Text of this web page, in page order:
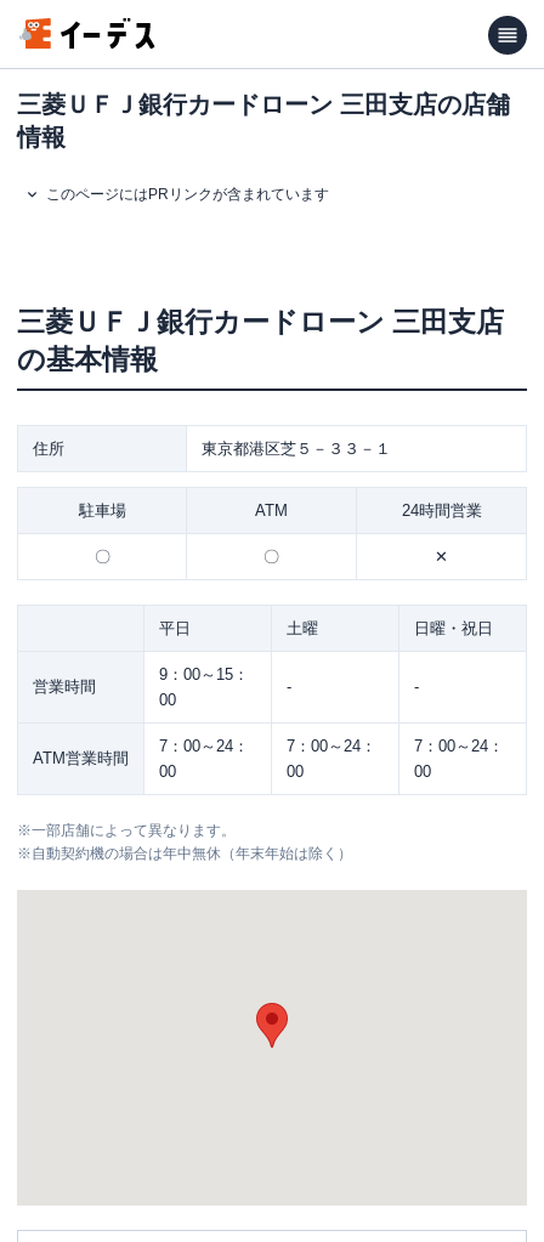
三菱ＵＦＪ銀行カードローン 三田支店の店舗
情報
このページにはPRリンクが含まれています
三菱ＵＦＪ銀行カードローン 三田支店
の基本情報
住所 東京都港区芝５－３３－１
駐車場 ATM 24時間営業
〇 〇 ✕
平日 土曜 日曜・祝日
営業時間
9：00～15：
00
- -
ATM営業時間
7：00～24：
00
7：00～24：
00
7：00～24：
00
※一部店舗によって異なります。
※自動契約機の場合は年中無休（年末年始は除く）